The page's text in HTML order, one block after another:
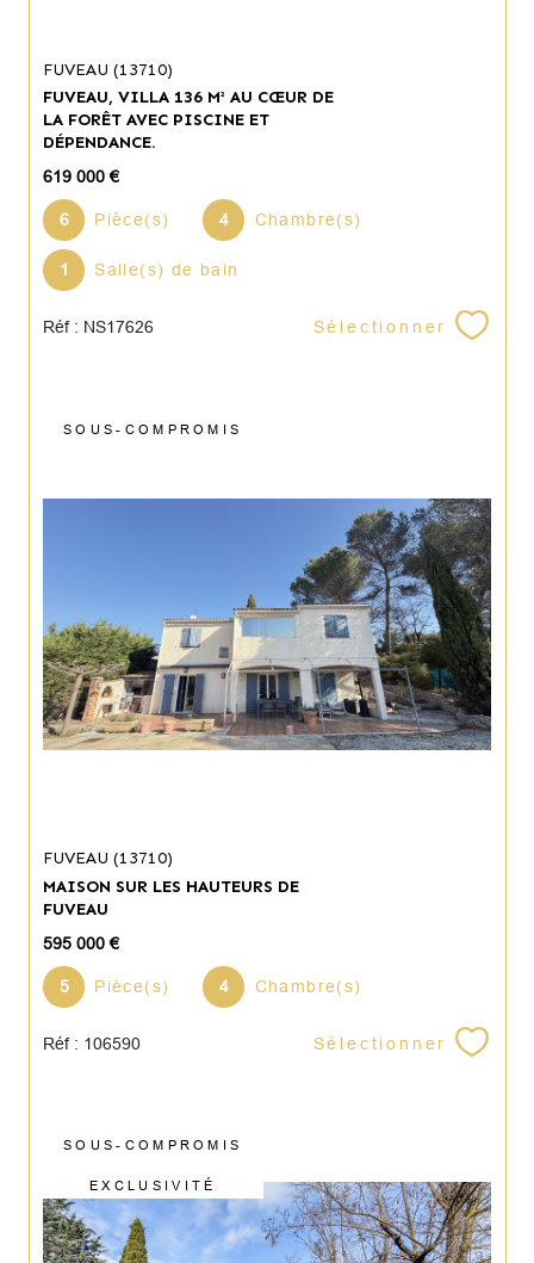
FUVEAU (13710)
FUVEAU, VILLA 136 M² AU CŒUR DE
LA FORÊT AVEC PISCINE ET
DÉPENDANCE.
619 000 €
6 Pièce(s) 4 Chambre(s)
1 Salle(s) de bain
Réf : NS17626 Sélectionner
SOUS-COMPROMIS
FUVEAU (13710)
MAISON SUR LES HAUTEURS DE
FUVEAU
595 000 €
5 Pièce(s) 4 Chambre(s)
Réf : 106590 Sélectionner
SOUS-COMPROMIS
EXCLUSIVITÉ